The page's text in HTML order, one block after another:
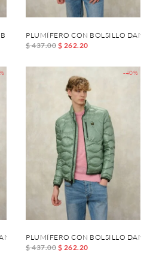
Y ELASTIZADA DEWAR
PLUMÍFERO CON BOLSILLO
$ 437.00 $ 262.20
-40%
PLUMÍFERO CON BOLSILLO
$ 437.00 $ 262.20